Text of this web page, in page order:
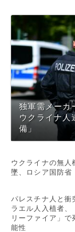
独軍需メーカ
ウクライナ人
備」
ウクライナの無人
墜、ロシア国防省
パレスチナ人と衝
ラエル人入植者、
リーファイア」で
能性